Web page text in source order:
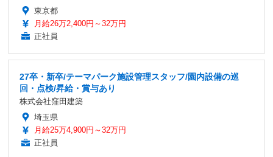
東京都
月給26万2,400円～32万円
正社員
27卒・新卒/テーマパーク施設管理スタッフ/園内設備の巡
回・点検/昇給・賞与あり
株式会社窪田建築
埼玉県
月給25万4,900円～32万円
正社員